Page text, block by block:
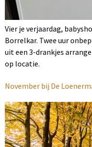
Vier je verjaardag,
Borrelkar. Twee uur
uit een 3-drankjes
op locatie.
November bij De